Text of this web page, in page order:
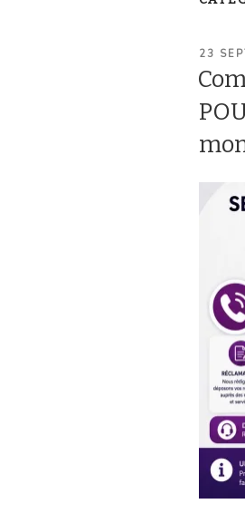
PUBLIÉ
23